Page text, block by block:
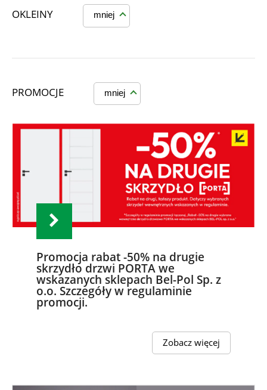
OKLEINY mniej
PROMOCJE mniej
Promocja rabat -50% na drugie
skrzydło drzwi PORTA we
wskazanych sklepach Bel-Pol Sp. z
o.o. Szczegóły w regulaminie
promocji.
Zobacz więcej